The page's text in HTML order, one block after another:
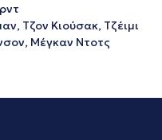
Τζον Κιούσακ, Τζέιμι
Μέγκαν Ντοτς